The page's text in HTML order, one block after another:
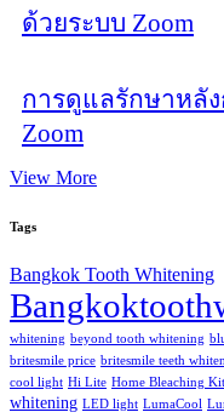
ด้วยระบบ Zoom
การดูแลรักษาหลั
Zoom
View More
Tags
Bangkok Tooth Whitening
whitening beyond tooth whitening
britesmile price britesmile teeth
cool light Hi Lite Home Bleaching
whitening LED light LumaCool